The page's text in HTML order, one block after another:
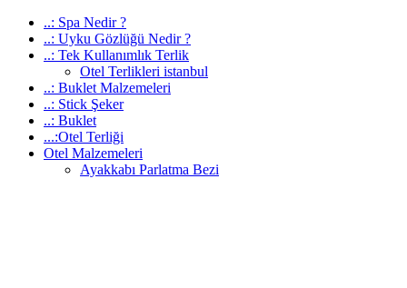
..: Spa Nedir ?
..: Uyku Gözlüğü Nedir ?
..: Tek Kullanımlık Terlik
Otel Terlikleri istanbul
..: Buklet Malzemeleri
..: Stick Şeker
..: Buklet
...:Otel Terliği
Otel Malzemeleri
Ayakkabı Parlatma Bezi